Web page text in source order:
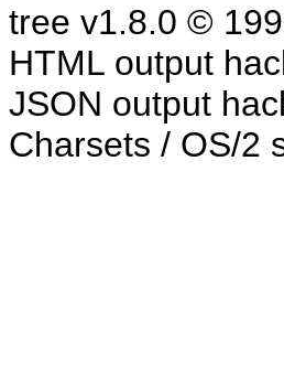
tree v1.8.0 ©
HTML output
JSON output
Charsets / OS/2